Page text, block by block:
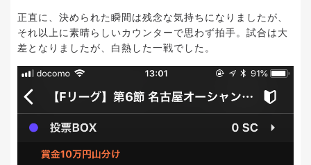
正直に、決められた瞬間は残念な気持ちになりましたが、
それ以上に素晴らしいカウンターで思わず拍手。試合は大
差となりましたが、白熱した一戦でした。